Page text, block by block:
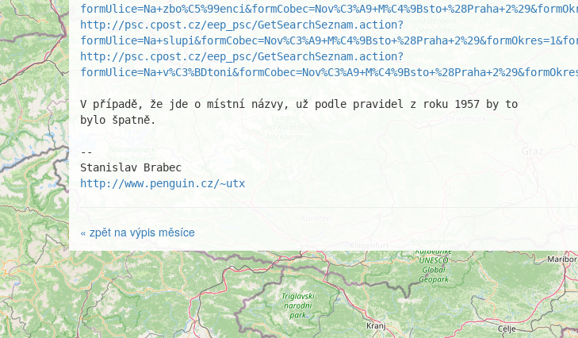
http://psc.cpost.cz/eep_psc/GetSearchSeznam.action?
http://psc.cpost.cz/eep_psc/GetSearchSeznam.action?
V případě, že jde o místní názvy, už podle pravidel z roku 1957 by to
bylo špatně.
--
http://www.penguin.cz/~utx
« zpět na výpis měsíce